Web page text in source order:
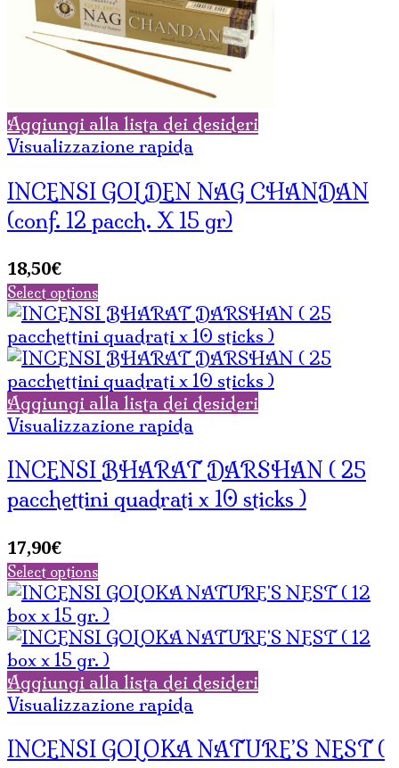
Aggiungi alla lista dei desideri
Visualizzazione rapida
INCENSI GOLDEN NAG CHANDAN
(conf. 12 pacch. X 15 gr)
18,50€
Select options
Aggiungi alla lista dei desideri
Visualizzazione rapida
INCENSI BHARAT DARSHAN ( 25
pacchettini quadrati x 10 sticks )
17,90€
Select options
Aggiungi alla lista dei desideri
Visualizzazione rapida
INCENSI GOLOKA NATURE’S NEST (